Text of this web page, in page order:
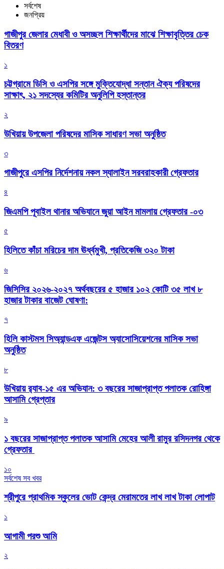
সর্বশেষ
জনপ্রিয়
গাজীপুর জেলার মেধাবী ও অসচ্ছল শিক্ষার্থীদের মাঝে শিক্ষাবৃত্তির চেক
বিতরণ
১
চট্টগ্রামে ডিসি ও এসপির সঙ্গে মুক্তিযোদ্ধা সন্তান ঐক্য পরিষদের
সাক্ষাৎ, ২১ সদস্যের কমিটির অনুলিপি হস্তান্তর
২
উখিয়ায় উপজেলা পরিষদের মাসিক সাধারণ সভা অনুষ্ঠিত
৩
গাজীপুরে এসপির নির্দেশনায় নকল স্যালাইন সরবরাহকারী গ্রেফতার
৪
জিএমপি পূবাইল থানার অভিযানে জুয়া আইন মামলায় গ্রেফতার -০৩
৫
হিলিতে কাঁচা মরিচের দাম ঊর্ধ্বমুখী, প্রতিকেজি ৩২০ টাকা
৬
জিসিসির ২০২৬-২০২৭ অর্থবছরের ৫ হাজার ১০২ কোটি ৩৫ লাখ ৮
হাজার টাকার বাজেট ঘোষণা:
৭
হিলি কাস্টমস সিঅ্যান্ডএফ এজেন্টস অ্যাসোসিয়েশনের মাসিক সভা
অনুষ্ঠিত
৮
উখিয়ায় র‍্যাব-১৫ এর অভিযান: ৩ বছরের সাজাপ্রাপ্ত পলাতক রোহিঙ্গা
আসামি গ্রেপ্তার
৯
১ বছরের সাজাপ্রাপ্ত পলাতক আসামি মেহের আলী রামুর রসিদনগর থেকে
গ্রেফতার ‎
১০
সর্বশেষ সব খবর
শ্রীপুরে প্রাথমিক স্কুলের ভোট কেন্দ্র মেরামতের লাখ লাখ টাকা লোপাট
১
আগামী পরশু আমি
২